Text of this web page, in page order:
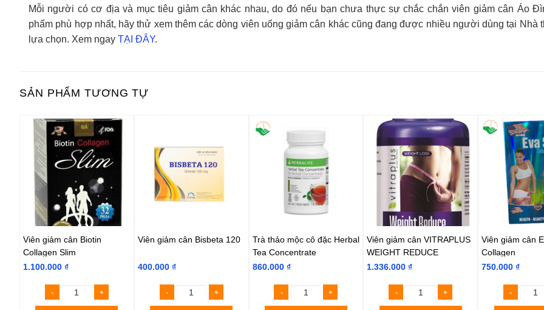
Mỗi người có cơ địa và mục tiêu giảm cân khác nhau, do đó nếu bạn chưa thực sự chắc chắn viên giảm cân Áo
phẩm phù hợp nhất, hãy thử xem thêm các dòng viên uống giảm cân khác cũng đang được nhiều người dùng tại Nhà
lựa chọn. Xem ngay TẠI ĐÂY.
SẢN PHẨM TƯƠNG TỰ
Viên giảm cân Biotin
Collagen Slim
1.100.000 ₫
Viên giảm cân Bisbeta 120
400.000 ₫
Trà thảo mộc cô đặc Herbal
Tea Concentrate
860.000 ₫
Viên giảm cân VITRAPLUS
WEIGHT REDUCE
1.336.000₫
Viên giảm cân
Collagen
750.000₫